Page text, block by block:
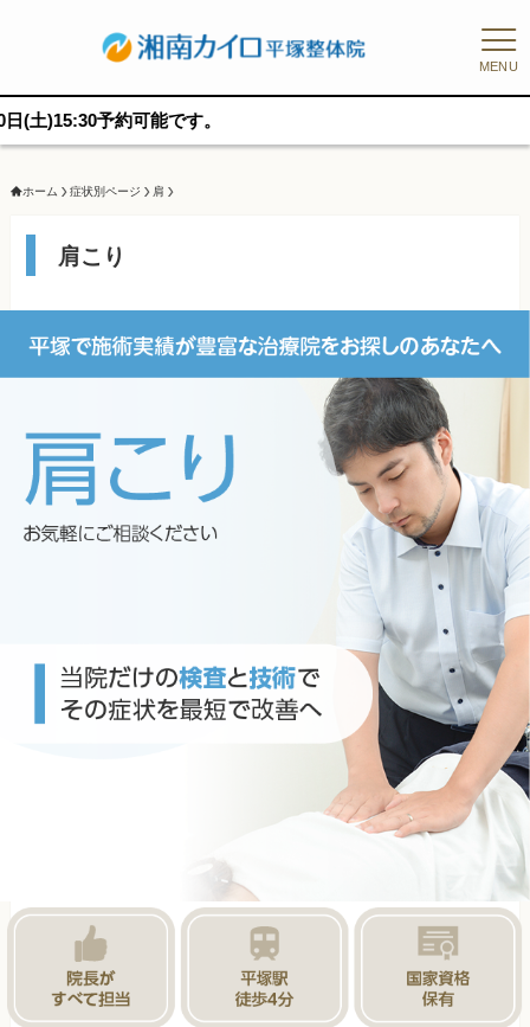
MENU
能です。
ホーム 症状別ページ 肩
肩こり